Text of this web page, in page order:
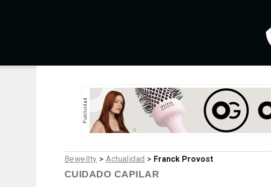
Bewellty >Actualidad > Franck Provost
CUIDADO CAPILAR